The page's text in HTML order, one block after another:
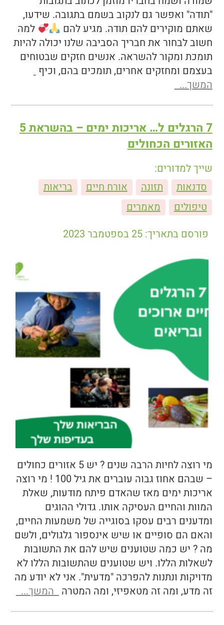
"תודה" ואפשר גם לנקוב בשמם בתגובה. שידעו,
שאתם מוקירים להם תודה. מגיע להם
למה
חשוב לבחור את חבריך הסביבה שלנו יכולה להיות
תומכת ומקור להשראה. אנשים חזקים שבטוחים
בעצמם ומחזקים אחרים, תומכים בהם, וכיף
המשך...
7 הרגלים ל… אריכות ימים – בהשראת 5
האזורים הכחולים
שייך למדורים:
סדנאות
תזונה אורח חיים
בריאות
טיפולים
מאמרים
פורסם בתאריך: 25 בספטמבר 2023
מי רוצה לחיות הרבה שנים ? יש 5 אזורים כחולים
– שבהם אחוז גבוה עוברים את גיל 100 ! מי רוצה
אריכות ימים מאז שהאדם פיתח מודעות, שאלת
המוות והחיים העסיקה אותו. גדולי ההוגים
ומדענים רבים עסקו בסוגייה של משמעות החיים,
והאם הם סופיים או שיש אינספור גלגולים, ולשם
מה ? יש כמה שטוענים שיש להם את התשובות
לשאלות הללו. ויש שטוענים שהתשובות הללו לא
מדויקות ונתנות להפרכה "מדעית". אני לא יודע מה
זה מדע, ומה זה מטאפיזי, ומה המטרה המשך...